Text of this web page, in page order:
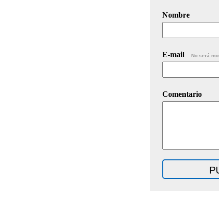
Nombre
E-mail No será
Comentario